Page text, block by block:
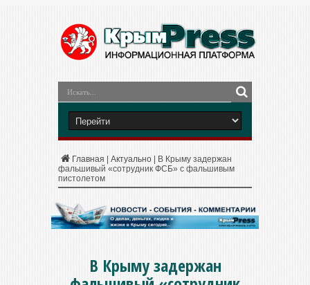
Главная Актуально
В Крыму задержан
фальшивый «сотрудник ФСБ» с фальшивым
пистолетом
В Крыму задержан